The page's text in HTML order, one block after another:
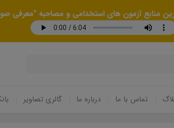
منابع آزمون های استخدامی و مصاحبه "معرفی
تماس با ما درباره ما گالری تصاویر